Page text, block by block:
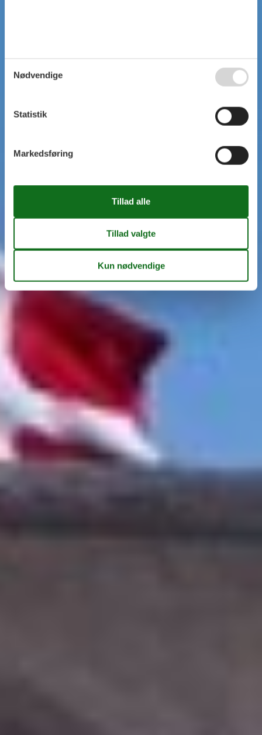
Nødvendige
Statistik
Markedsføring